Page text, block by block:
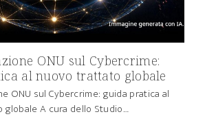
ONU sul Cybercrime:
al nuovo trattato globale
ONU sul Cybercrime: guida pratica al
A cura dello Studio…